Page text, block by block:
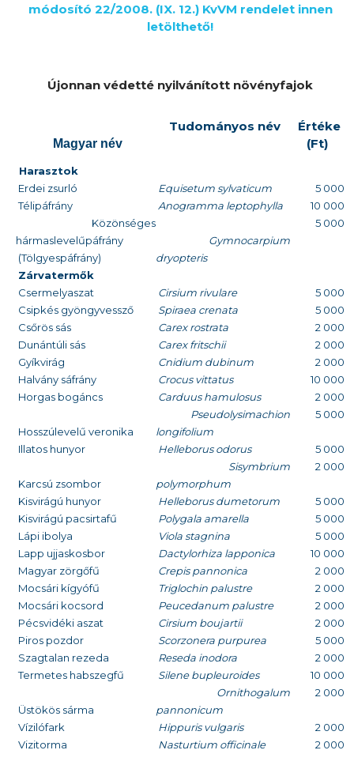
módosító 22/2008. (IX. 12.) KvVM rendelet innen
letölthető!
Újonnan védetté nyilvánított növényfajok
Magyar név
Tudományos név
Értéke
(Ft)
Harasztok
Erdei zsurló
Equisetum sylvaticum
5 000
Télipáfrány
Anogramma leptophylla
10 000
Közönséges
hármaslevelűpáfrány
(Tölgyespáfrány)
Gymnocarpium
dryopteris
5 000
Zárvatermők
Csermelyaszat
Cirsium rivulare
5 000
Csipkés gyöngyvessző
Spiraea crenata
5 000
Csőrös sás
Carex rostrata
2 000
Dunántúli sás
Carex fritschii
2 000
Gyíkvirág
Cnidium dubinum
2 000
Halvány sáfrány
Crocus vittatus
10 000
Horgas bogáncs
Carduus hamulosus 2 000
Hosszúlevelű veronika
Pseudolysimachion
longifolium
5 000
Illatos hunyor Helleborus odorus 5 000
Karcsú zsombor
Sisymbrium
polymorphum
2 000
Kisvirágú hunyor Helleborus dumetorum
5 000
Kisvirágú pacsirtafű
Polygala amarella
5 000
Lápi ibolya
Viola stagnina
5 000
Lapp ujjaskosbor
Dactylorhiza lapponica
10 000
Magyar zörgőfű
Crepis pannonica
2 000
Mocsári kígyófű
Triglochin palustre
2 000
Mocsári kocsord
Peucedanum palustre
2 000
Pécsvidéki aszat
Cirsium boujartii
2 000
Piros pozdor
Scorzonera purpurea
5 000
Szagtalan rezeda
Reseda inodora
2 000
Termetes habszegfű
Silene bupleuroides 10 000
Üstökös sárma
Ornithogalum
pannonicum
2 000
Vízilófark Hippuris vulgaris
2 000
Vizitorma
Nasturtium officinale 2 000